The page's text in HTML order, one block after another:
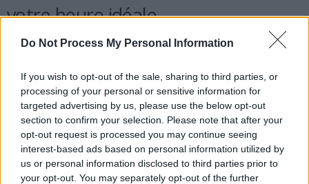
Do Not Process My Personal Information
If you wish to opt-out of the sale, sharing to third parties, or
processing of your personal or sensitive information for
targeted advertising by us, please use the below opt-out
section to confirm your selection. Please note that after your
opt-out request is processed you may continue seeing
interest-based ads based on personal information utilized by
us or personal information disclosed to third parties prior to
your opt-out. You may separately opt-out of the further
votre heure idéale
Pour optimiser votre transit, Will Bulsiewicz recommande :
asseyant sur les toilettes pendant cinq minutes après votre café et
votre petit-déjeuner ». Il conseille de répéter cette routine chaque
jour sans forcer. Avec le temps, votre côlon associera ce créneau à
l’évacuation, ce qui facilitera votre régularité.